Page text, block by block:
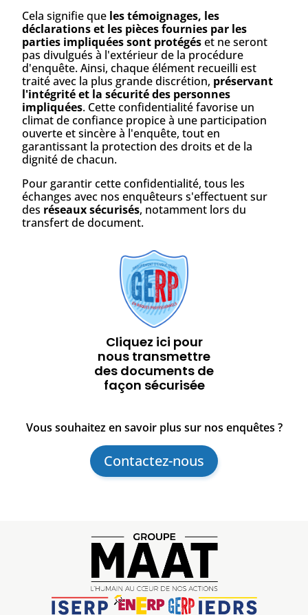
Cela signifie que les témoignages, les
déclarations et les pièces fournies par les
parties impliquées sont protégéset ne seront
pas divulgués à l'extérieur de la procédure
d'enquête. Ainsi, chaque élément recueilli est
traité avec la plus grande discrétion, préservant
l'intégrité et la sécurité des personnes
impliquées. Cette confidentialité favorise un
climat de confiance propice à une participation
ouverte et sincère à l'enquête, tout en
garantissant la protection des droits et de la
dignité de chacun.
Pour garantir cette confidentialité, tous les
échanges avec nos enquêteurs s'effectuent sur
des réseaux sécurisés, notamment lors du
transfert de document.
Cliquez ici pour
nous transmettre
des documents de
façon sécurisée
Vous souhaitez en savoir plus sur nos enquêtes ?
Contactez-nous